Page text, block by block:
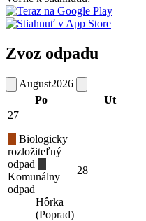
Zvoz odpadu
August2026
Po
Ut
27
Biologicky
rozložiteľný
odpad
Komunálny
odpad
Hôrka
(Poprad)
28